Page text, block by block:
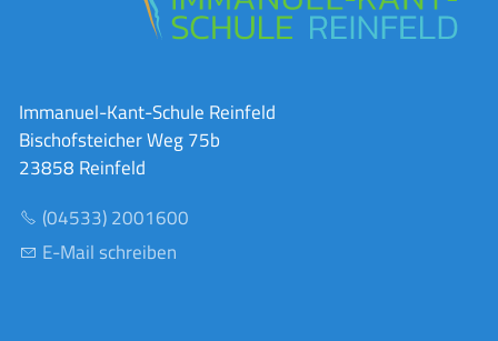
Immanuel-Kant-Schule Reinfeld
Bischofsteicher Weg 75b
23858 Reinfeld
(04533) 2001600
E-Mail schreiben